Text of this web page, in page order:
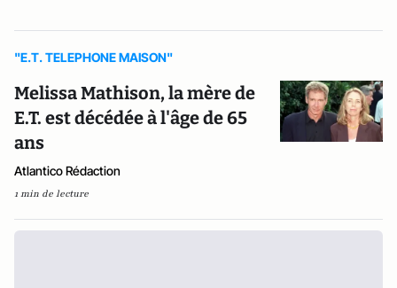
"E.T. TELEPHONE MAISON"
Melissa Mathi­son, la mère de
E.T. est décédée à l'âge de 65
ans
Atlantico Rédaction
1 min de lecture